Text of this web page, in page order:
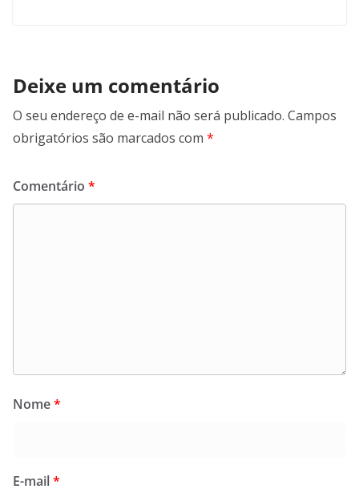
Deixe um comentário
O seu endereço de e-mail não será publicado. Campos
obrigatórios são marcados com *
Comentário *
Nome*
E-mail*